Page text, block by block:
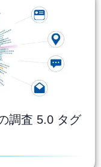
調査 5.0 タグ